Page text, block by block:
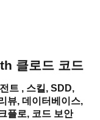
클로드 코드
트 , 스킬, SDD,
뷰, 데이터베이스,
플로, 코드 보안